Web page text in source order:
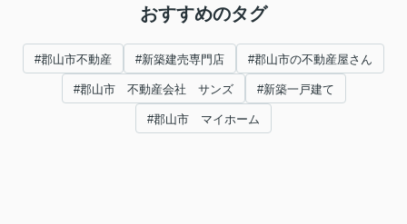
おすすめのタグ
#郡山市不動産 #新築建売専門店 #郡山市の不動産屋さん
#郡山市 不動産会社 サンズ #新築一戸建て
#郡山市 マイホーム